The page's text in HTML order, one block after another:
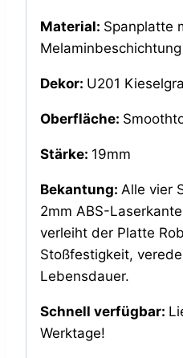
Material: Spanplatte
Melaminbeschichtung
Dekor: U201
Oberfläche:
Stärke: 19mm
Bekantung: Alle vier
2mm ABS-
verleiht der Platte
Stoßfestigkeit,
Lebensdauer.
Schnell verfügbar:
Werktage!